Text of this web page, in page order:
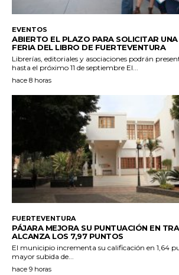
EVENTOS
ABIERTO EL PLAZO PARA SOLICITAR
FERIA DEL LIBRO DE FUERTEVENTURA
Librerías, editoriales y asociaciones podrán
hasta el próximo 11 de septiembre El...
hace 8 horas
FUERTEVENTURA
PÁJARA MEJORA SU PUNTUACIÓN EN
ALCANZA LOS 7,97 PUNTOS
El municipio incrementa su calificación en 1,64
mayor subida de...
hace 9 horas